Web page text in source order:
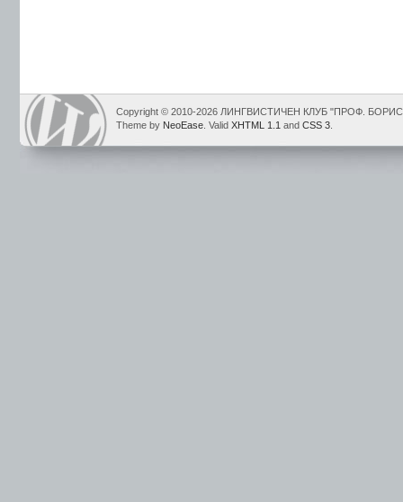
Copyright © 2010-2026 ЛИНГВИСТИЧЕН КЛУБ "ПРОФ.
Theme by NeoEase . Valid XHTML 1.1 and CSS 3